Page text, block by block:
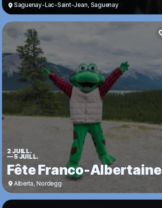
Saguenay-Lac-Saint-Jean, Saguenay
2 JUILL.
—5 JUILL.
Fête Franco-Albertaine
Alberta, Nordegg